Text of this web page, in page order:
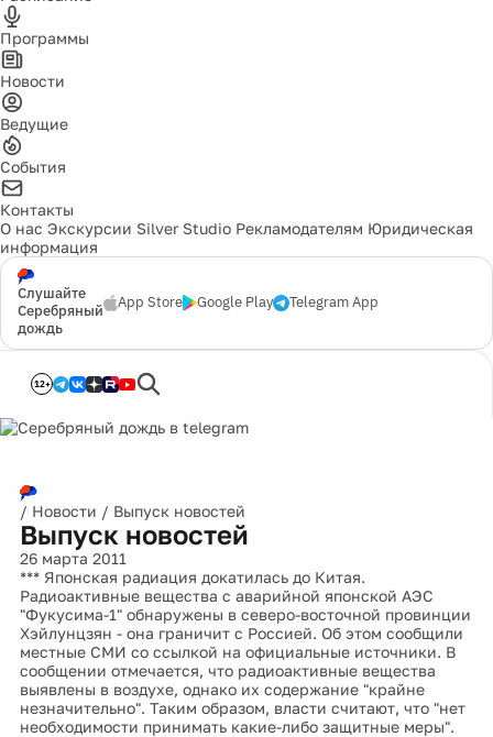
Программы
Новости
Ведущие
События
Контакты
О нас Экскурсии Silver Studio Рекламодателям Юридическая
информация
Слушайте
Серебряный
дождь
App Store Google Play Telegram App
12+
/ Новости / Выпуск новостей
Выпуск новостей
26 марта 2011
*** Японская радиация докатилась до Китая.
Радиоактивные вещества с аварийной японской АЭС
"Фукусима-1" обнаружены в северо-восточной провинции
Хэйлунцзян - она граничит с Россией. Об этом сообщили
местные СМИ со ссылкой на официальные источники. В
сообщении отмечается, что радиоактивные вещества
выявлены в воздухе, однако их содержание "крайне
незначительно". Таким образом, власти считают, что "нет
необходимости принимать какие-либо защитные меры".